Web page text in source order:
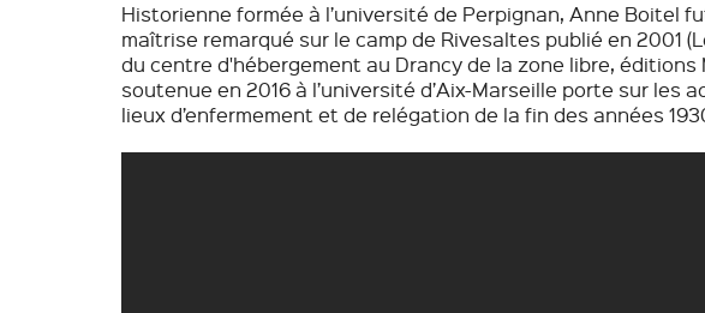
Historienne formée à l’université de Perpignan, Anne Boitel
maîtrise remarqué sur le camp de Rivesaltes publié en 2001
du centre d'hébergement au Drancy de la zone libre, éditions
soutenue en 2016 à l’université d’Aix-Marseille porte sur les
lieux d’enfermement et de relégation de la fin des années